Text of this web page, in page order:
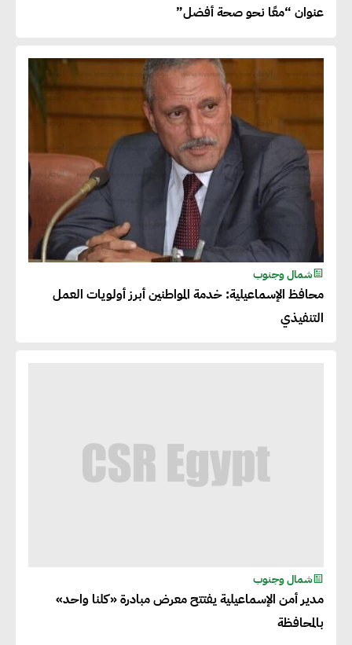
عنوان “معًا نحو صحة أفضل”
شمال وجنوب
محافظ الإسماعيلية: خدمة المواطنين أبرز أولويات العمل
التنفيذي
شمال وجنوب
مدير أمن الإسماعيلية يفتتح معرض مبادرة «كلنا واحد»
بالمحافظة